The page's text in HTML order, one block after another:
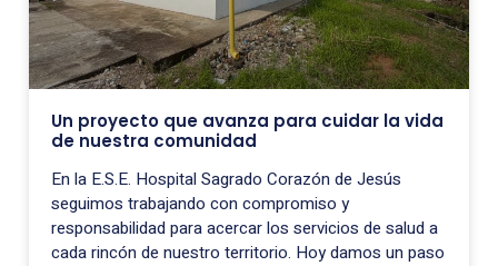
Un proyecto que avanza para cuidar la vida
de nuestra comunidad
En la E.S.E. Hospital Sagrado Corazón de Jesús
seguimos trabajando con compromiso y
responsabilidad para acercar los servicios de salud a
cada rincón de nuestro territorio. Hoy damos un paso